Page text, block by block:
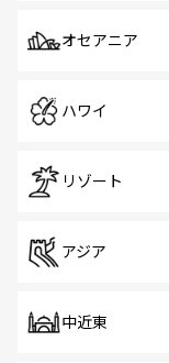
オセアニア
ハワイ
リゾート
アジア
中近東